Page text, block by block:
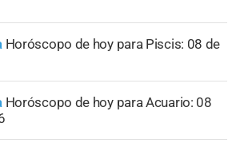
Horóscopo de hoy para Piscis: 08 de
Horóscopo de hoy para Acuario: 08